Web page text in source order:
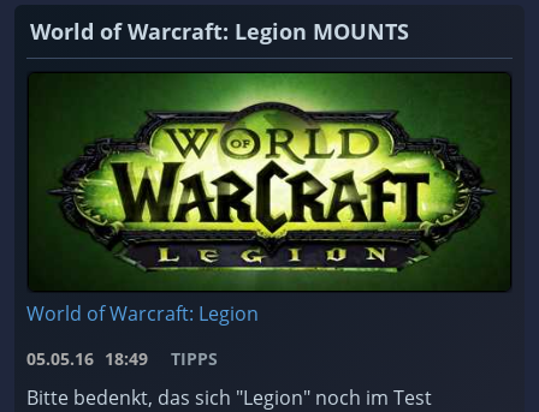
World of Warcraft: Legion MOUNTS
World of Warcraft: Legion
05.05.16 18:49 TIPPS
Bitte bedenkt, das sich "Legion" noch im Test